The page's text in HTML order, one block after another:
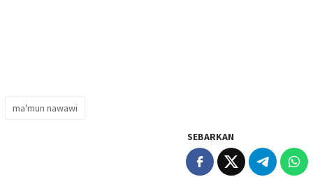
ma'mun nawawi
SEBARKAN